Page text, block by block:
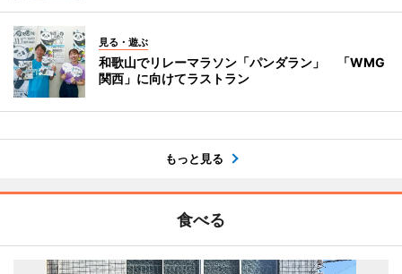
見る・遊ぶ
和歌山でリレーマラソン「パンダラン」 「WMG
関西」に向けてラストラン
もっと見る
食べる